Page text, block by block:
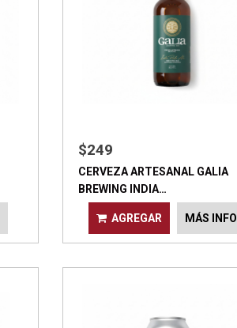
$249
CERVEZA ARTESANAL GALIA
BREWING INDIA…
AGREGAR MÁS INFO